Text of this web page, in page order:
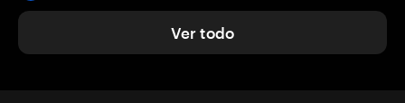
Ver todo